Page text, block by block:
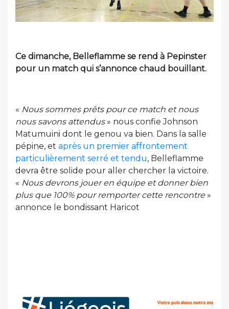
Ce dimanche, Belleflamme se rend à Pepinster
pour un match qui s’annonce chaud bouillant.
« Nous sommes prêts pour ce match et nous
nous savons attendus» nous confie Johnson
Matumuini dont le genou va bien. Dans la salle
pépine, et après un premier affrontement
particulièrement serré et tendu, Belleflamme
devra être solide pour aller chercher la victoire.
« Nous devrons jouer en équipe et donner bien
plus que 100% pour remporter cette rencontre»
annonce le bondissant Haricot